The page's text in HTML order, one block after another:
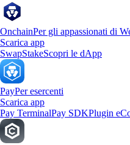
OnchainPer gli appassionati di
Scarica app
SwapStakeScopri le dApp
PayPer esercenti
Scarica app
Pay TerminalPay SDKPlugin